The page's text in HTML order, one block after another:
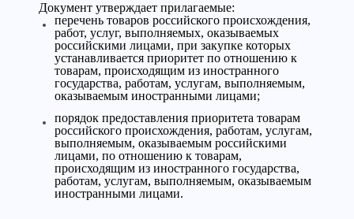
Документ утверждает прилагаемые:
перечень товаров российского происхождения,
работ, услуг, выполняемых, оказываемых
российскими лицами, при закупке которых
устанавливается приоритет по отношению к
товарам, происходящим из иностранного
государства, работам, услугам, выполняемым,
оказываемым иностранными лицами;
порядок предоставления приоритета товарам
российского происхождения, работам, услугам,
выполняемым, оказываемым российскими
лицами, по отношению к товарам,
происходящим из иностранного государства,
работам, услугам, выполняемым, оказываемым
иностранными лицами.